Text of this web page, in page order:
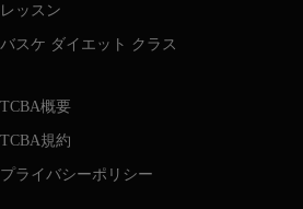
レッスン
バスケ ダイエット クラス
TCBA概要
TCBA規約
プライバシーポリシー